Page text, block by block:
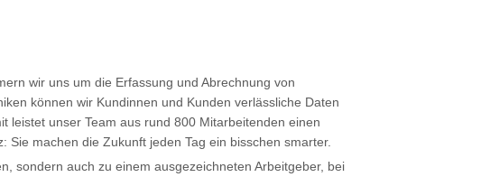
wir uns um die Erfassung und Abrechnung von
können wir Kundinnen und Kunden verlässliche Daten
leistet unser Team aus rund 800 Mitarbeitenden einen
Sie machen die Zukunft jeden Tag ein bisschen smarter.
sondern auch zu einem ausgezeichneten Arbeitgeber, bei